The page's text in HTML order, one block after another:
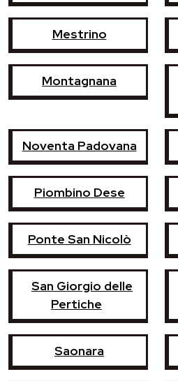
Mestrino
Montagnana
Noventa Padovana
Piombino Dese
Ponte San Nicolò
San Giorgio delle
Pertiche
Saonara